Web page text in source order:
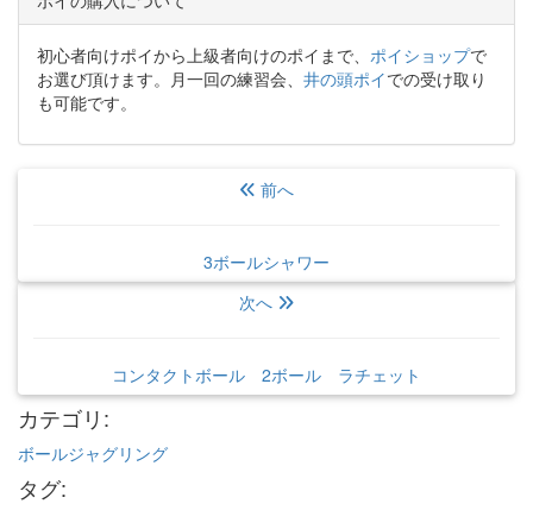
初心者向けポイから上級者向けのポイまで、 ポイショップで
お選び頂けます。月一回の練習会、 井の頭ポイでの受け取り
も可能です。
前へ
3ボールシャワー
次へ
コンタクトボール 2ボール ラチェット
カテゴリ:
ボールジャグリング
タグ: